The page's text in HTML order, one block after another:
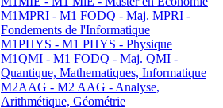
M1MPRI - M1 FODQ - Maj. MPRI -
Fondements de l'Informatique
M1PHYS - M1 PHYS - Physique
M1QMI - M1 FODQ - Maj. QMI -
Quantique, Mathematiques, Informatique
M2AAG - M2 AAG - Analyse,
Arithmétique, Géométrie